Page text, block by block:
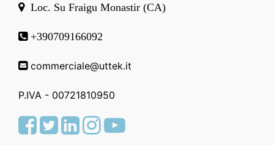
Loc. Su Fraigu Monastir (CA)
+390709166092
commerciale@uttek.it
P.IVA - 00721810950
Facebook
TwitterLinkedInInstagram
Youtube